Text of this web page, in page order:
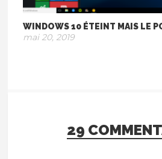
WINDOWS 10 ÉTEINT MAIS LE
mai 20, 2019
29